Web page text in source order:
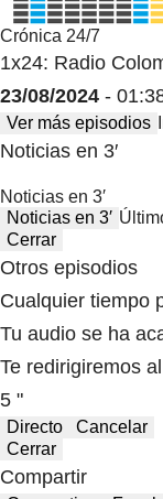
Crónica 24/7
1x24: Radio
23/08/2024 -
Ver más episodios
Noticias en 3′
Noticias en 3′
Noticias en 3′
Cerrar
Otros episodios
Cualquier tiempo
Tu audio se ha
Te redirigiremos
5 "
Directo
Cancelar
Cerrar
Compartir